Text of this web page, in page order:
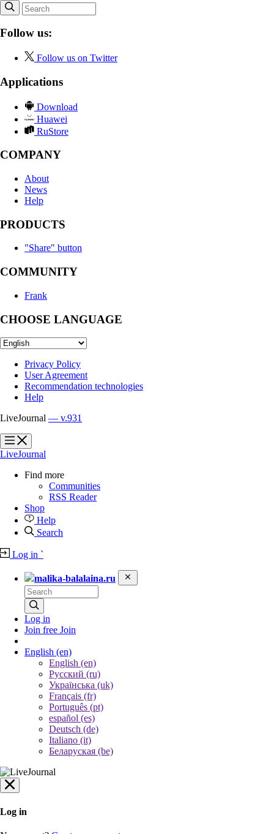
Follow us:
Follow us on Twitter
Applications
Download
Huawei
RuStore
COMPANY
About
News
Help
PRODUCTS
"Share" button
COMMUNITY
Frank
CHOOSE LANGUAGE
Privacy Policy
User Agreement
Recommendation technologies
Help
LiveJournal — v.931
?
?
LiveJournal
Find more
Communities
RSS Reader
Shop
Help
Search
Log in `
malika-balalaina.ru
Log in
Join free Join
English (en)
English (en)
Русский (ru)
Українська (uk)
Français (fr)
Português (pt)
español (es)
Deutsch (de)
Italiano (it)
Беларуская (be)
Log in